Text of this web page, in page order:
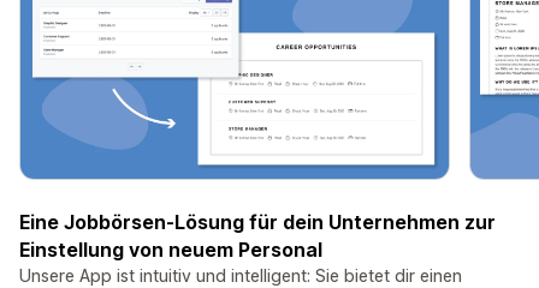
Eine Jobbörsen-Lösung für dein Unternehmen zur
Einstellung von neuem Personal
Unsere App ist intuitiv und intelligent: Sie bietet dir einen